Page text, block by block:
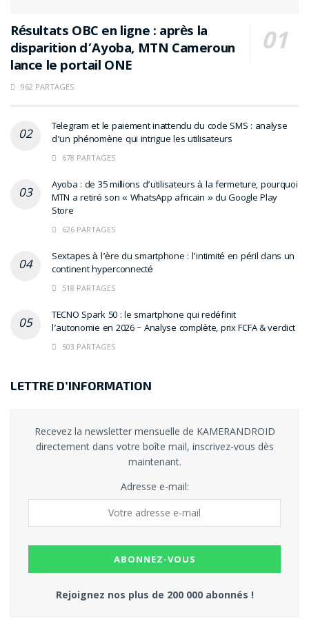
Résultats OBC en ligne : après la
disparition d’Ayoba, MTN Cameroun
lance le portail ONE
962 PARTAGES
Telegram et le paiement inattendu du code SMS : analyse
d’un phénomène qui intrigue les utilisateurs
678 PARTAGES
Ayoba : de 35 millions d’utilisateurs à la fermeture, pourquoi
MTN a retiré son « WhatsApp africain » du Google Play
Store
626 PARTAGES
Sextapes à l’ère du smartphone : l’intimité en péril dans un
continent hyperconnecté
518 PARTAGES
TECNO Spark 50 : le smartphone qui redéfinit
l’autonomie en 2026 – Analyse complète, prix FCFA & verdict
503 PARTAGES
LETTRE D’INFORMATION
Recevez la newsletter mensuelle de KAMERANDROID
directement dans votre boîte mail, inscrivez-vous dès
maintenant.
Adresse e-mail:
Rejoignez nos plus de 200 000 abonnés !